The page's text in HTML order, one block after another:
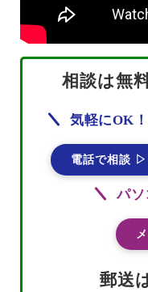
相談は無
気軽にOK！
電話で相談 ▷
パソ
郵送